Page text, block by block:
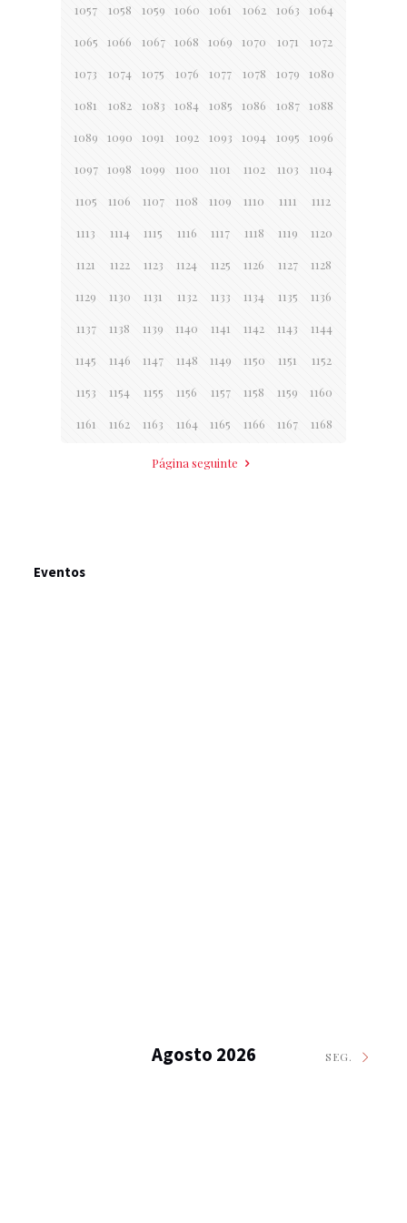
1057 1058 1059 1060 1061 1062 1063 1064
1065 1066 1067 1068 1069 1070 1071 1072
1073 1074 1075 1076 1077 1078 1079 1080
1081 1082 1083 1084 1085 1086 1087 1088
1089 1090 1091 1092 1093 1094 1095 1096
1097 1098 1099 1100 1101 1102 1103 1104
1105 1106 1107 1108 1109 1110 1111 1112
1113 1114 1115 1116 1117 1118 1119 1120
1121 1122 1123 1124 1125 1126 1127 1128
1129 1130 1131 1132 1133 1134 1135 1136
1137 1138 1139 1140 1141 1142 1143 1144
1145 1146 1147 1148 1149 1150 1151 1152
1153 1154 1155 1156 1157 1158 1159 1160
1161 1162 1163 1164 1165 1166 1167 1168
Página seguinte
Eventos
Agosto 2026 SEG.